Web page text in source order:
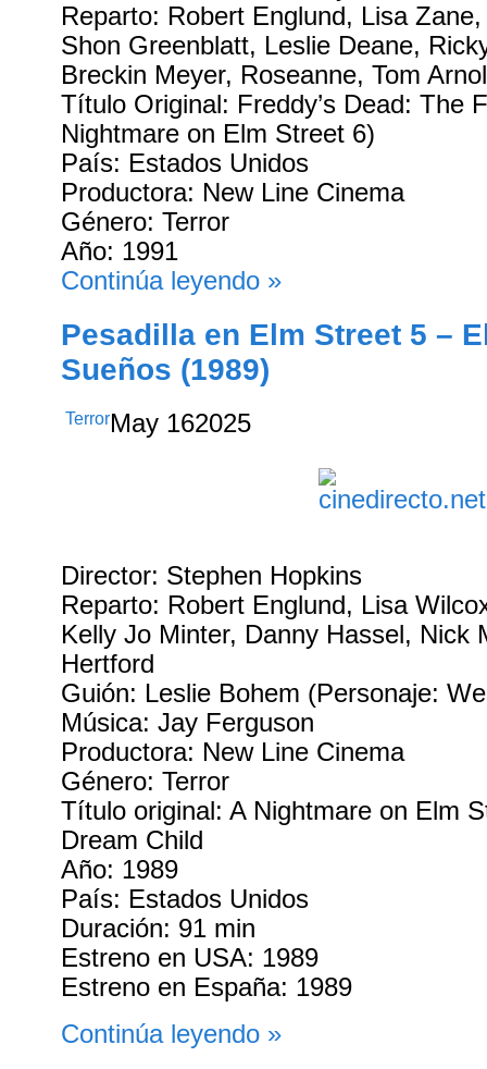
Reparto: Robert Englund, Lisa
Shon Greenblatt, Leslie Deane,
Breckin Meyer, Roseanne, Tom
Título Original: Freddy’s Dead: The
Nightmare on Elm Street 6)
País: Estados Unidos
Productora: New Line Cinema
Género: Terror
Año: 1991
Continúa leyendo »
Pesadilla en Elm Street 5 –
Sueños (1989)
TerrorMay 162025
Director: Stephen Hopkins
Reparto: Robert Englund, Lisa
Kelly Jo Minter, Danny Hassel, Nick
Hertford
Guión: Leslie Bohem (Personaje:
Música: Jay Ferguson
Productora: New Line Cinema
Género: Terror
Título original: A Nightmare on Elm
Dream Child
Año: 1989
País: Estados Unidos
Duración: 91 min
Estreno en USA: 1989
Estreno en España: 1989
Continúa leyendo »